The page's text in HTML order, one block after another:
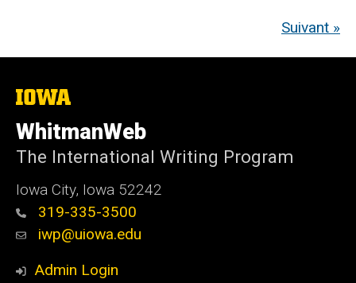
Suivant »
The
of
Iowa
WhitmanWeb
The International Writing Program
Iowa City, Iowa 52242
319-335-3500
iwp@uiowa.edu
Admin Login